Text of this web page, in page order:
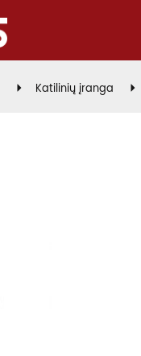
Katilinių įranga